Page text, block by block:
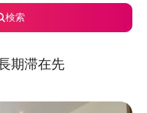
検索
期滞在先